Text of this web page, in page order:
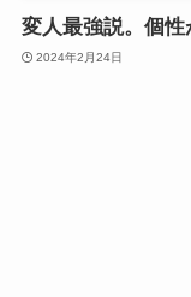
変人最強説。個性
2024年2月24日